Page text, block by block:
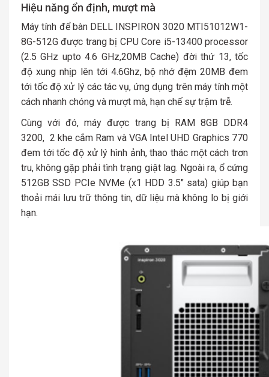
Hiệu năng ổn định, mượt mà
Máy tính để bàn DELL INSPIRON 3020 MTI51012W1-
8G-512G được trang bị CPU Core i5-13400 processor
(2.5 GHz upto 4.6 GHz,20MB Cache) đời thứ 13, tốc
độ xung nhịp lên tới 4.6Ghz, bộ nhớ đệm 20MB đem
tới tốc độ xử lý các tác vụ, ứng dụng trên máy tính một
cách nhanh chóng và mượt mà, hạn chế sự trậm trễ.
Cùng với đó, máy được trang bị RAM 8GB DDR4
3200, 2 khe cắm Ram và VGA Intel UHD Graphics 770
đem tới tốc độ xử lý hình ảnh, thao thác một cách trơn
tru, không gặp phải tình trạng giật lag. Ngoài ra, ổ cứng
512GB SSD PCIe NVMe (x1 HDD 3.5″ sata) giúp bạn
thoải mái lưu trữ thông tin, dữ liệu mà không lo bị giới
hạn.